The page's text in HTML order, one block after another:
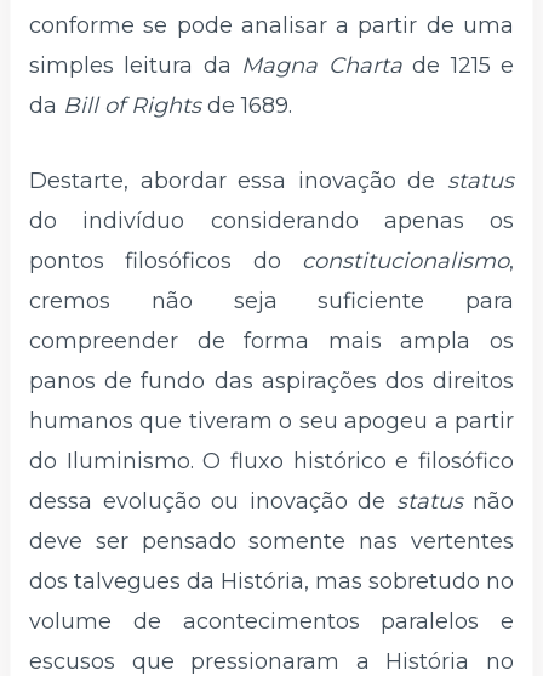
conforme se pode analisar a partir de uma
simples leitura da Magna Chartade 1215 e
da Bill of Rightsde 1689.
Destarte, abordar essa inovação de status
do indivíduo considerando apenas os
pontos filosóficos do constitucionalismo,
cremos não seja suficiente para
compreender de forma mais ampla os
panos de fundo das aspirações dos direitos
humanos que tiveram o seu apogeu a partir
do Iluminismo. O fluxo histórico e filosófico
dessa evolução ou inovação de statusnão
deve ser pensado somente nas vertentes
dos talvegues da História, mas sobretudo no
volume de acontecimentos paralelos e
escusos que pressionaram a História no